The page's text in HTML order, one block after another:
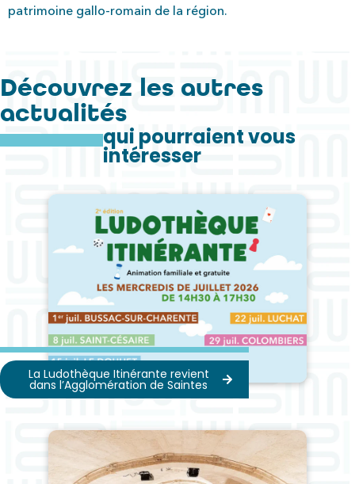
patrimoine gallo-romain de la région.
Découvrez les autres
actualités
qui pourraient vous
intéresser
La Ludothèque Itinérante revient
dans l’Agglomération de Saintes